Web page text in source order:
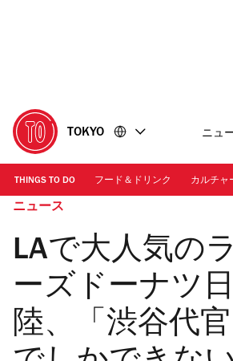
に
移
動
移
動
TOKYO ニュ
THINGS TO DO フード＆ドリンク カルチャ
ニュース
LAで大人気の
ーズドーナツ
陸、「渋谷代官